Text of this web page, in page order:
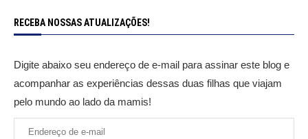
RECEBA NOSSAS ATUALIZAÇÕES!
Digite abaixo seu endereço de e-mail para assinar este blog e
acompanhar as experiências dessas duas filhas que viajam
pelo mundo ao lado da mamis!